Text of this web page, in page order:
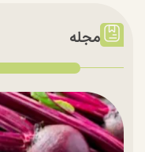
مجله